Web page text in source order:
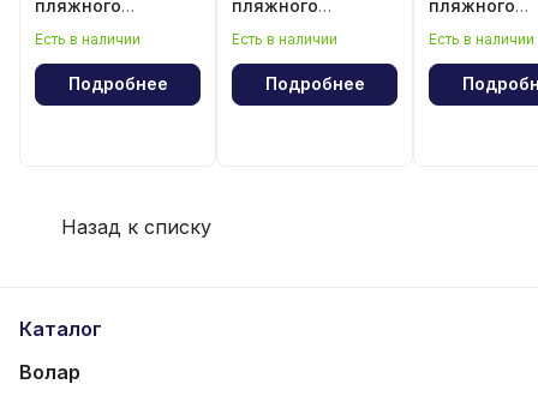
пляжного
волейбола
Есть в наличии
Подробнее
пляжного
волейбола
Гевара"
Есть в наличии
Подробнее
пляжного
волейбола
Гевара"
Есть в наличии
Назад к списку
Каталог
Волар